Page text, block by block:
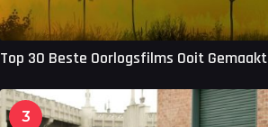
Top 30 Beste Oorlogsfilms Ooit Gemaakt
3